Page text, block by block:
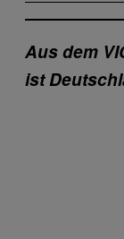
Aus dem
ist